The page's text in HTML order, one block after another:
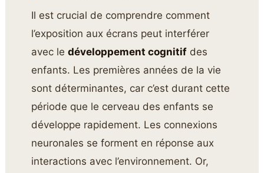
Il est crucial de comprendre comment
l’exposition aux écrans peut interférer
avec ledéveloppement cognitif des
enfants. Les premières années de la vie
sont déterminantes, car c’est durant cette
période que le cerveau des enfants se
développe rapidement. Les connexions
neuronales se forment en réponse aux
interactions avec l’environnement. Or,